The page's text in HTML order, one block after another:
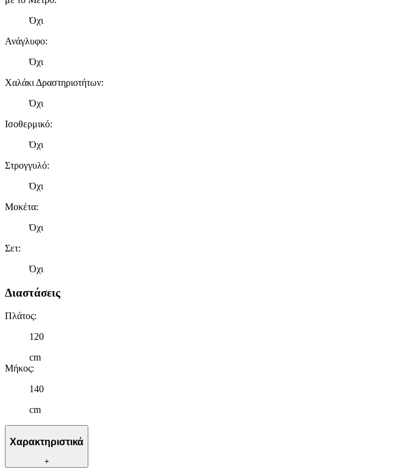
Όχι
Ανάγλυφο:
Όχι
Χαλάκι Δραστηριοτήτων:
Όχι
Ισοθερμικό:
Όχι
Στρογγυλό:
Όχι
Μοκέτα:
Όχι
Σετ:
Όχι
Διαστάσεις
Πλάτος:
120
cm
Μήκος:
140
cm
Χαρακτηριστικά
+